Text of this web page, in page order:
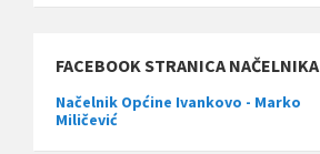
FACEBOOK STRANICA NAČELNIKA
Načelnik Općine Ivankovo - Marko
Miličević